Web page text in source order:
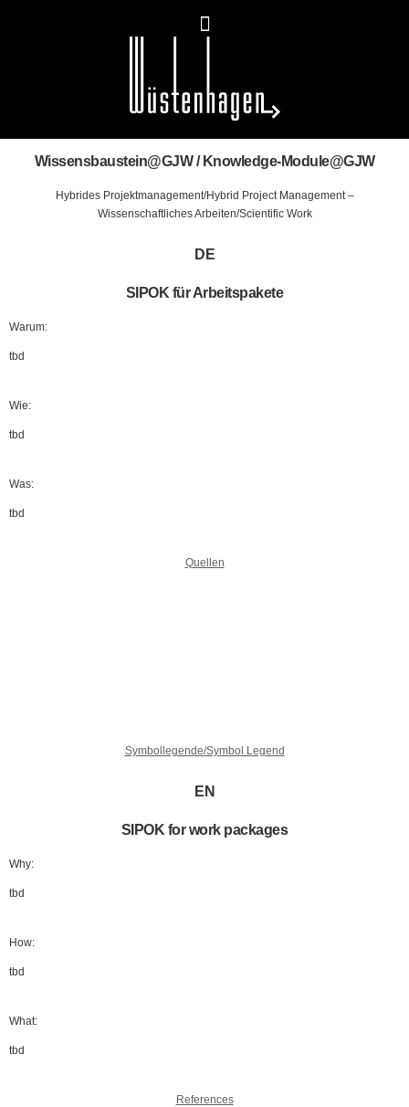
Wissensbaustein@GJW / Knowledge-Module@GJW
Hybrides Projektmanagement/Hybrid Project Management–
Wissenschaftliches Arbeiten/Scientific Work
DE
SIPOK für Arbeitspakete
Warum:
tbd
Wie:
tbd
Was:
tbd
Quellen
Symbollegende/Symbol Legend
EN
SIPOK for work packages
Why:
tbd
How:
tbd
What:
tbd
References